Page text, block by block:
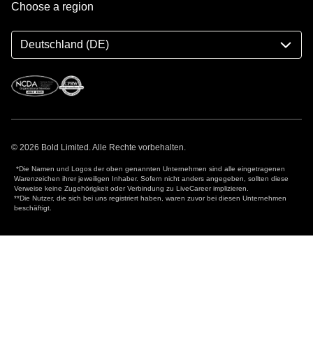
Choose a region
Deutschland (DE)
© 2026 Bold Limited. Alle Rechte vorbehalten.
*Die Namen und Logos der oben genannten Unternehmen sind alle eingetragenen
Warenzeichen ihrer jeweiligen Inhaber. Sofern nicht anders angegeben, sollten diese
Verweise keine Zugehörigkeit oder Verbindung zu LiveCareer implizieren.
**Die Nutzer, die sich bei uns registriert haben, waren zuvor bei diesen Unternehmen
beschäftigt.